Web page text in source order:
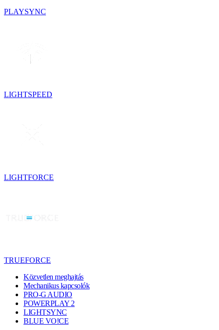
PLAYSYNC
LIGHTSPEED
LIGHTFORCE
TRUEFORCE
Közvetlen meghajtás
Mechanikus kapcsolók
PRO-G AUDIO
POWERPLAY 2
LIGHTSYNC
BLUE VO!CE